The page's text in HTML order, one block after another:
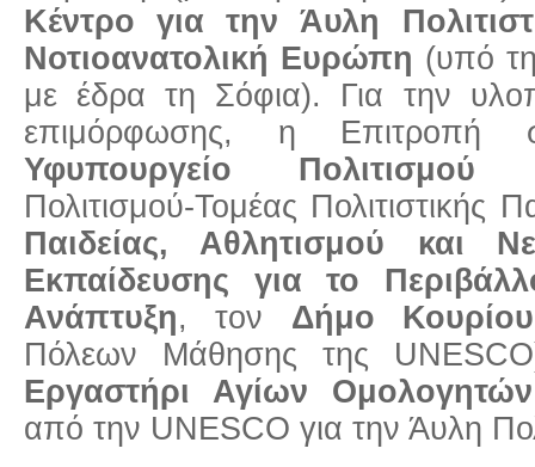
Κέντρο για την Άυλη
Νοτιοανατολική Ευρώπη (υπό
με έδρα τη Σόφια). Για την
επιμόρφωσης, η Επιτροπή
Υφυπουργείο Πολιτισμού
Πολιτισμού-Τομέας Πολιτιστικής
Παιδείας, Αθλητισμού και
Εκπαίδευσης για το
Ανάπτυξη, τον Δήμο Κουρίου
Πόλεων Μάθησης της
Εργαστήρι Αγίων Ομολογητών
από την UNESCO για την Άυλη